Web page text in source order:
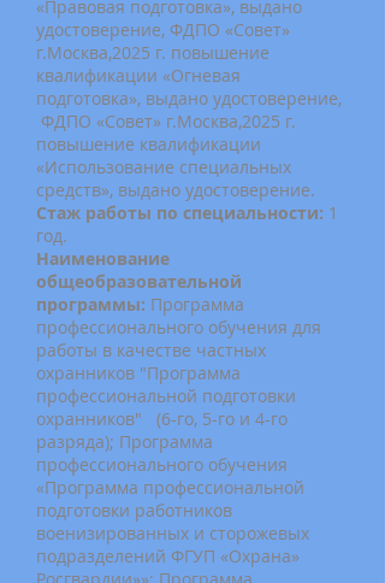
«Правовая подготовка», выдано
удостоверение, ФДПО «Совет»
г.Москва,2025 г. повышение
квалификации «Огневая
подготовка», выдано удостоверение,
ФДПО «Совет» г.Москва,2025 г.
повышение квалификации
«Использование специальных
средств», выдано удостоверение.
Стаж работы по специальности: 1
год.
Наименование
общеобразовательной
программы: Программа
профессионального обучения для
работы в качестве частных
охранников "Программа
профессиональной подготовки
охранников" (6-го, 5-го и 4-го
разряда); Программа
профессионального обучения
«Программа профессиональной
подготовки работников
военизированных и сторожевых
подразделений ФГУП «Охрана»